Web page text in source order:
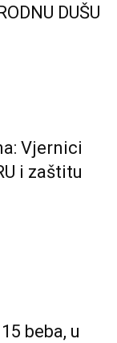
DUŠU
Vjernici
i zaštitu
beba, u